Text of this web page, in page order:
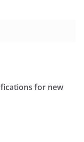
for new